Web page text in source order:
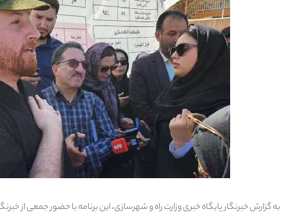
به گزارش خبرنگار پایگاه خبری وزارت راه و شهرسازی، این برنامه با حضور جمعی از